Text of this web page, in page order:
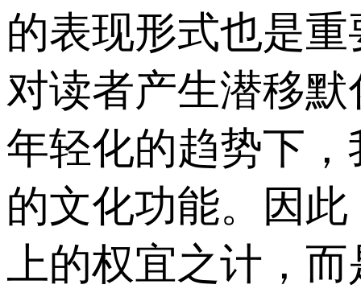
的表现形式也是
对读者产生潜移
年轻化的趋势下
的文化功能。因
上的权宜之计，